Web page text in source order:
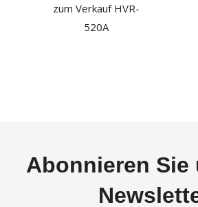
zum Verkauf HVR-
520A
Abonnieren Sie